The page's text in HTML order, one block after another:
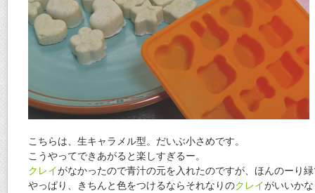
こちらは、生キャラメル型。だいぶ小さめです。
こうやってできあがると楽しすぎるー。
クレイがなかったので青汁の元を入れたのですが、ほんのーり
やっぱり、きちんと色をつけるならそれなりのクレイがいいか